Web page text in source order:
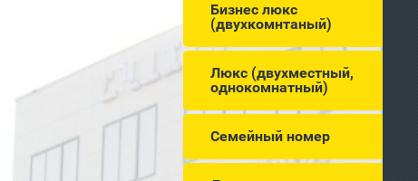
Бизнес люкс
(двухкомнтаный)
Люкс (двухместный,
однокомнатный)
Семейный номер